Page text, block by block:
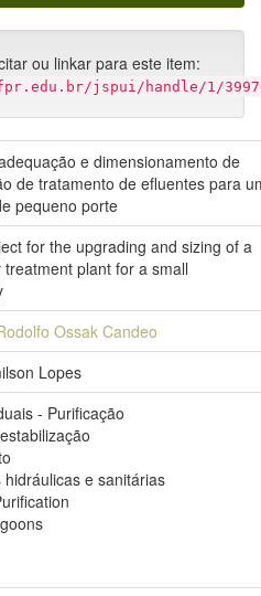
ou linkar para este item:
jspui/handle/1/
e dimensionamento de
de tratamento de efluentes para
pequeno porte
for the upgrading and sizing of a
treatment plant for a small
Ossak Candeo
Lopes
- Purificação
hidráulicas e sanitárias